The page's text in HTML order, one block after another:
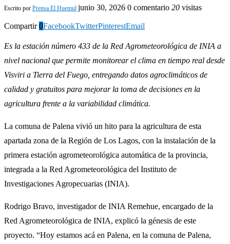
Escrito por Prensa El Huemul junio 30, 2026 0 comentario 20 visitas
Compartir 0FacebookTwitterPinterestEmail
Es la estación número 433 de la Red Agrometeorológica de INIA a
nivel nacional que permite monitorear el clima en tiempo real desde
Visviri a Tierra del Fuego, entregando datos agroclimáticos de
calidad y gratuitos para mejorar la toma de decisiones en la
agricultura frente a la variabilidad climática.
La comuna de Palena vivió un hito para la agricultura de esta
apartada zona de la Región de Los Lagos, con la instalación de la
primera estación agrometeorológica automática de la provincia,
integrada a la Red Agrometeorológica del Instituto de
Investigaciones Agropecuarias (INIA).
Rodrigo Bravo, investigador de INIA Remehue, encargado de la
Red Agrometeorológica de INIA, explicó la génesis de este
proyecto. “Hoy estamos acá en Palena, en la comuna de Palena,